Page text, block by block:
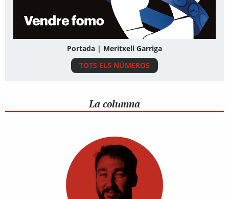
Portada | Meritxell Garriga
TOTS ELS NÚMEROS
La columna